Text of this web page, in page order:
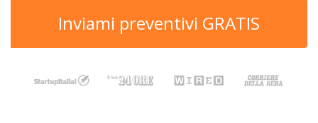
Inviami preventivi GRATIS